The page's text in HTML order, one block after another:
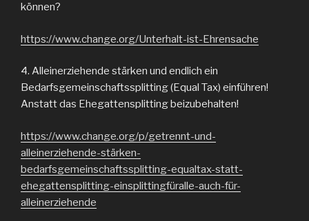
können?
https://www.change.org/Unterhalt-ist-Ehrensache
4. Alleinerziehende stärken und endlich ein
Bedarfsgemeinschaftssplitting (Equal Tax) einführen!
Anstatt das Ehegattensplitting beizubehalten!
https://www.change.org/p/getrennt-und-
alleinerziehende-stärken-
bedarfsgemeinschaftssplitting-equaltax-statt-
ehegattensplitting-einsplittingfüralle-auch-für-
alleinerziehende